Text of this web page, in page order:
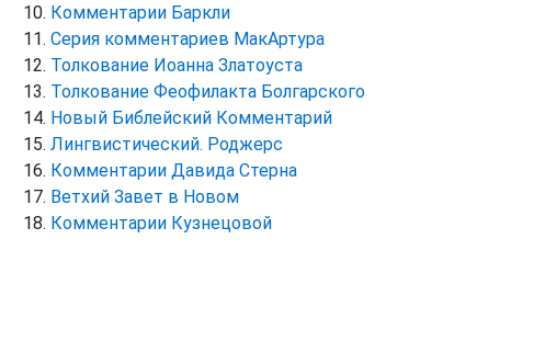
Комментарии Баркли
Серия комментариев МакАртура
Толкование Иоанна Златоуста
Толкование Феофилакта Болгарского
Новый Библейский Комментарий
Лингвистический. Роджерс
Комментарии Давида Стерна
Ветхий Завет в Новом
Комментарии Кузнецовой